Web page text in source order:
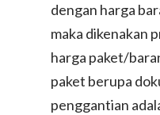
dengan harga
maka dikenakan
harga paket/
paket berupa
penggantian